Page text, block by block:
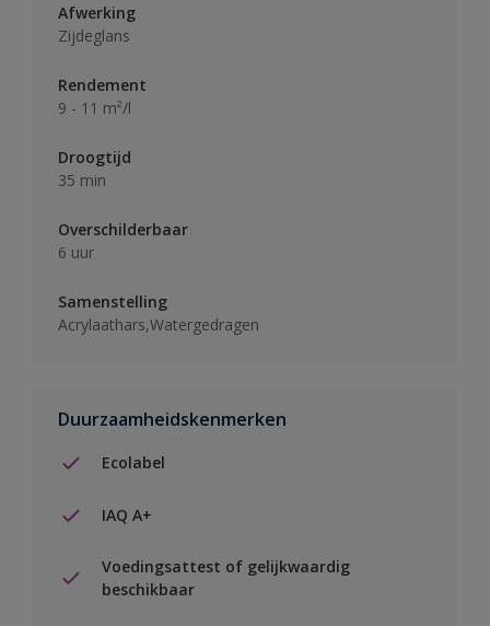
Afwerking
Zijdeglans
Rendement
9 - 11 m²/l
Droogtijd
35 min
Overschilderbaar
6 uur
Samenstelling
Acrylaathars,Watergedragen
Duurzaamheidskenmerken
Ecolabel
IAQ A+
Voedingsattest of gelijkwaardig
beschikbaar